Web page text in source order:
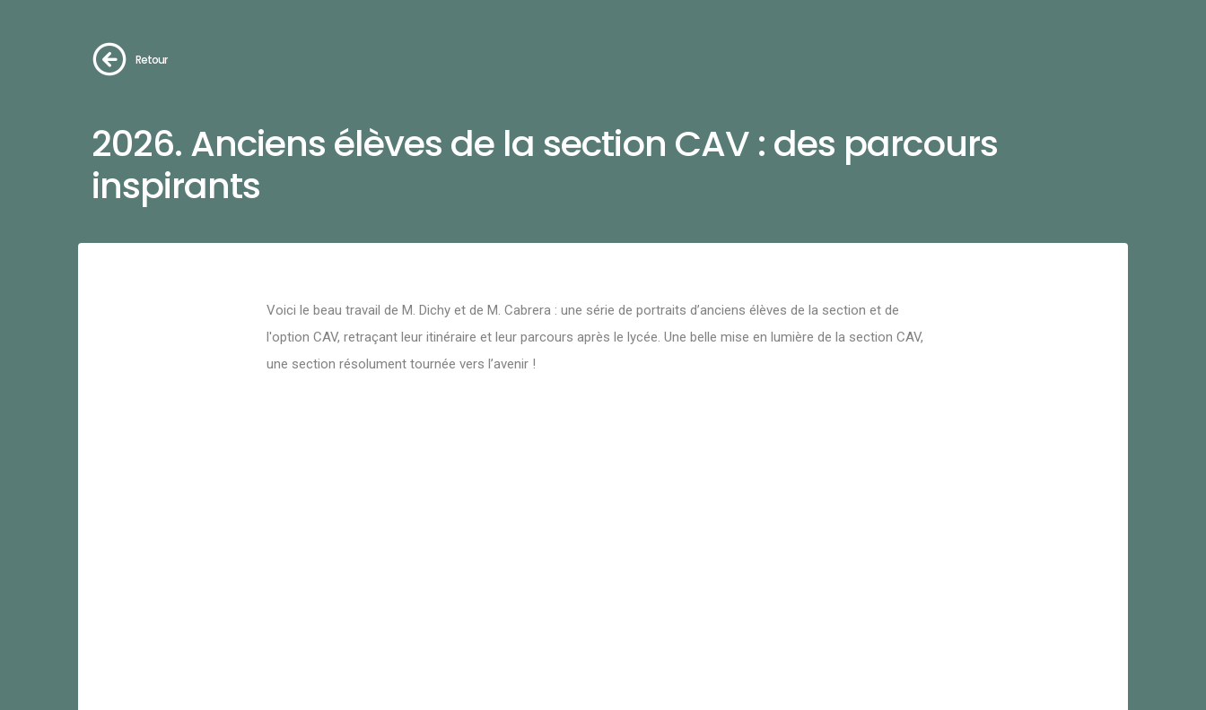
Retour
2026. Anciens élèves de la section CAV : des parcours
inspirants
Voici le beau travail de M. Dichy et de M. Cabrera : une série de portraits d’anciens élèves de la section et de
l'option CAV, retraçant leur itinéraire et leur parcours après le lycée. Une belle mise en lumière de la section CAV,
une section résolument tournée vers l’avenir !